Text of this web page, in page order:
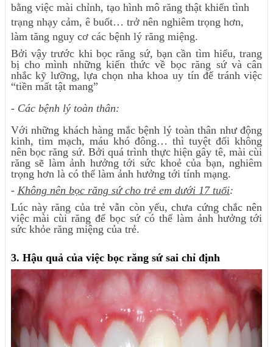
bằng việc mài chỉnh, tạo hình mô răng thật khiến tình
trạng nhạy cảm, ê buốt… trở nên nghiêm trọng hơn,
làm tăng nguy cơ các bệnh lý răng miệng.
Bởi vậy trước khi bọc răng sứ, bạn cần tìm hiểu, trang
bị cho mình những kiến thức về bọc răng sứ và cân
nhắc kỹ lưỡng, lựa chọn nha khoa uy tín để tránh việc
“tiền mất tật mang”
- Các bệnh lý toàn thân:
Với những khách hàng mắc bệnh lý toàn thân như động
kinh, tim mạch, máu khó đông… thì tuyệt đối không
nên bọc răng sứ. Bởi quá trình thực hiện gây tê, mài cùi
răng sẽ làm ảnh hưởng tới sức khoẻ của bạn, nghiêm
trọng hơn là có thể làm ảnh hưởng tới tính mạng.
- Không nên bọc răng sứ cho trẻ em dưới 17 tuổi:
Lúc này răng của trẻ vẫn còn yếu, chưa cứng chắc nên
việc mài cùi răng để bọc sứ có thể làm ảnh hưởng tới
sức khỏe răng miệng của trẻ.
3. Hậu quả của việc bọc răng sứ sai chỉ định